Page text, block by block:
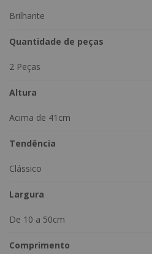
Brilhante
Quantidade de peças
2 Peças
Altura
Acima de 41cm
Tendência
Clássico
Largura
De 10 a 50cm
Comprimento